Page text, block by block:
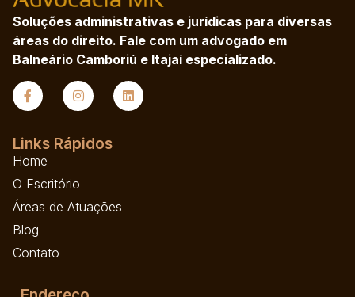
Soluções administrativas e jurídicas para diversas
áreas do direito. Fale com um advogado em
Balneário Camboriú e Itajaí especializado.
Links Rápidos
Home
O Escritório
Áreas de Atuações
Blog
Contato